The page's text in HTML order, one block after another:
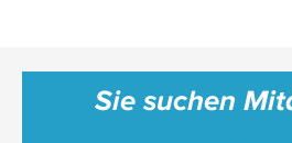
Sie suchen